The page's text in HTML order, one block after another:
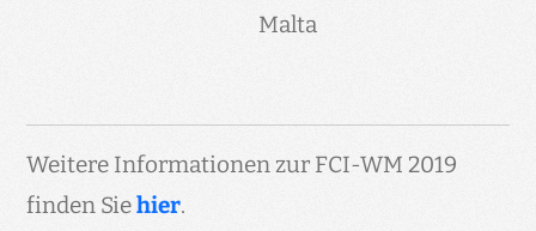
Malta
Weitere Informationen zur FCI-WM 2019
finden Siehier.